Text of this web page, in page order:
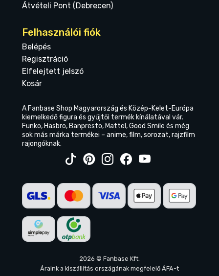
Átvételi Pont (Debrecen)
Felhasználói fiók
Belépés
Regisztráció
Elfelejtett jelszó
Kosár
A Fanbase Shop Magyarország és Közép-Kelet-Európa
kiemelkedő figura és gyűjtői termék kínálatával vár.
Funko, Hasbro, Banpresto, Mattel, Good Smile és még
sok más márka termékei – anime, film, sorozat, rajzfilm
rajongóknak.
2026 © Fanbase Kft.
Áraink a kiszállítás országának megfelelő ÁFA-t